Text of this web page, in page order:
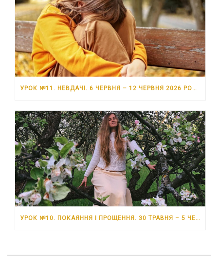
УРОК №11. НЕВДАЧІ. 6 ЧЕРВНЯ – 12 ЧЕРВНЯ 2026 РОКУ
УРОК №10. ПОКАЯННЯ І ПРОЩЕННЯ. 30 ТРАВНЯ – 5 ЧЕРВНЯ 2026 РОКУ